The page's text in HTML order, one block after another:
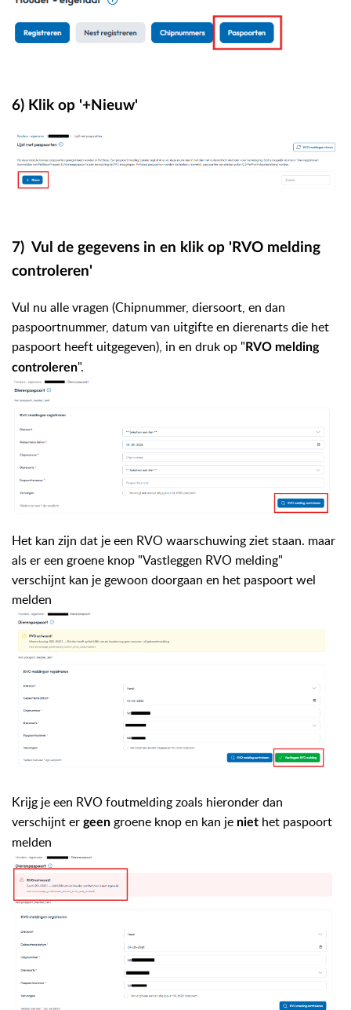
6) Klik op '+Nieuw'
7) Vul de gegevens in en klik op 'RVO melding
controleren'
Vul nu alle vragen (Chipnummer, diersoort, en dan
paspoortnummer, datum van uitgifte en dierenarts die het
paspoort heeft uitgegeven), in en druk op " RVO melding
controleren".
Het kan zijn dat je een RVO waarschuwing ziet staan. maar
als er een groene knop "Vastleggen RVO melding"
verschijnt kan je gewoon doorgaan en het paspoort wel
melden
Krijg je een RVO foutmelding zoals hieronder dan
verschijnt er geen groene knop en kan je niet het paspoort
melden